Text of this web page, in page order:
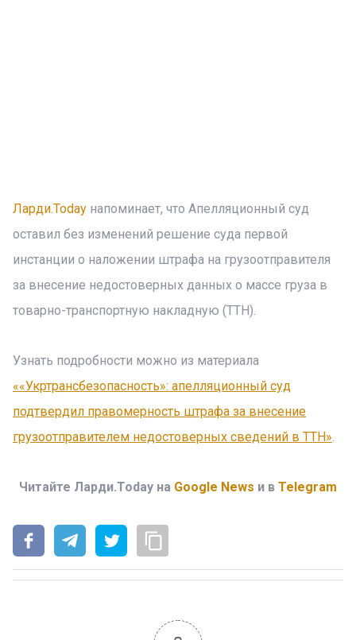
Ларди.Today напоминает, что Апелляционный суд
оставил без изменений решение суда первой
инстанции о наложении штрафа на грузоотправителя
за внесение недостоверных данных о массе груза в
товарно-транспортную накладную (ТТН).
Узнать подробности можно из материала
««Укртрансбезопасность»: апелляционный суд
подтвердил правомерность штрафа за внесение
грузоотправителем недостоверных сведений в ТТН».
Читайте Ларди.Today на Google News и в Telegram